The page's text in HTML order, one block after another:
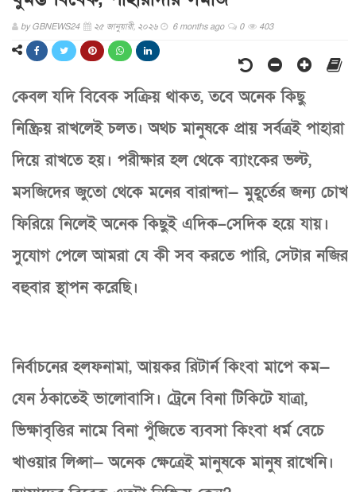
byGBNEWS24 ২৫ জানুয়ারী, ২০২৬ 6 months ago 0 403
কেবল যদি বিবেক সক্রিয় থাকত, তবে অনেক কিছু
নিষ্ক্রিয় রাখলেই চলত। অথচ মানুষকে প্রায় সর্বত্রই পাহারা
দিয়ে রাখতে হয়। পরীক্ষার হল থেকে ব্যাংকের ভল্ট,
মসজিদের জুতো থেকে মনের বারান্দা— মুহূর্তের জন্য চোখ
ফিরিয়ে নিলেই অনেক কিছুই এদিক–সেদিক হয়ে যায়।
সুযোগ পেলে আমরা যে কী সব করতে পারি, সেটার নজির
বহুবার স্থাপন করেছি।
নির্বাচনের হলফনামা, আয়কর রিটার্ন কিংবা মাপে কম—
যেন ঠকাতেই ভালোবাসি। ট্রেনে বিনা টিকিটে যাত্রা,
ভিক্ষাবৃত্তির নামে বিনা পুঁজিতে ব্যবসা কিংবা ধর্ম বেচে
খাওয়ার লিপ্সা— অনেক ক্ষেত্রেই মানুষকে মানুষ রাখেনি।